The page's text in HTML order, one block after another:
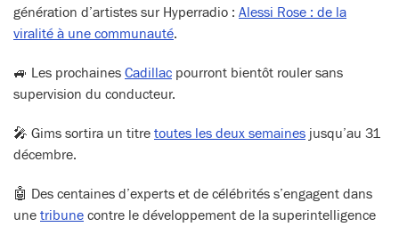
génération d’artistes sur Hyperradio : Alessi Rose : de la
viralité à une communauté.
🚙 Les prochaines Cadillac pourront bientôt rouler sans
supervision du conducteur.
🎤 Gims sortira un titre toutes les deux semaines jusqu’au 31
décembre.
🤖 Des centaines d’experts et de célébrités s’engagent dans
une tribune contre le développement de la superintelligence